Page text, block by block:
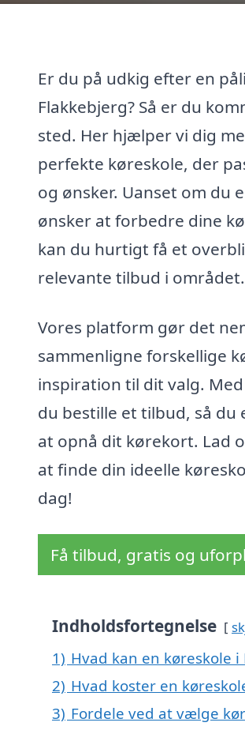
Er du på udkig efter en
Flakkebjerg? Så er du
sted. Her hjælper vi dig
perfekte køreskole, der
og ønsker. Uanset om du
ønsker at forbedre dine
kan du hurtigt få et
relevante tilbud i området.
Vores platform gør det
sammenligne forskellige
inspiration til dit valg.
du bestille et tilbud, så du
at opnå dit kørekort. Lad
at finde din ideelle
dag!
Få tilbud, gratis og
Indholdsfortegnelse
1) Hvad kan en køreskole
2) Hvad koster en
3) Fordele ved at vælge